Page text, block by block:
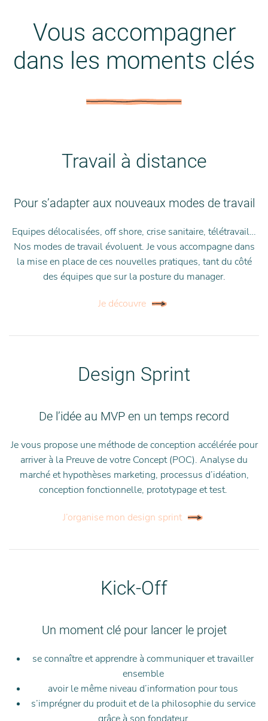
Vous accompagner
dans les moments clés
Travail à distance
Pour s’adapter aux nouveaux modes de travail
Equipes délocalisées, off shore, crise sanitaire, télétravail…
Nos modes de travail évoluent. Je vous accompagne dans
la mise en place de ces nouvelles pratiques, tant du côté
des équipes que sur la posture du manager.
Je découvre
Design Sprint
De l’idée au MVP en un temps record
Je vous propose une méthode de conception accélérée pour
arriver à la Preuve de votre Concept (POC). Analyse du
marché et hypothèses marketing, processus d’idéation,
conception fonctionnelle, prototypage et test.
J’organise mon design sprint
Kick-Off
Un moment clé pour lancer le projet
se connaître et apprendre à communiquer et travailler
ensemble
avoir le même niveau d’information pour tous
s’imprégner du produit et de la philosophie du service